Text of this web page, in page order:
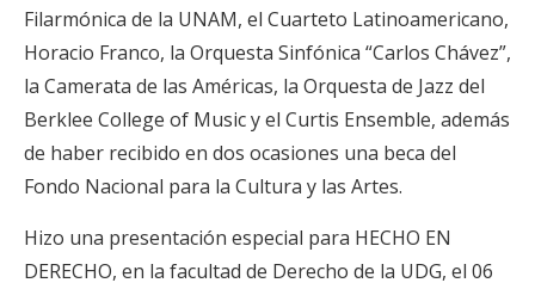
Filarmónica de la UNAM, el Cuarteto Latinoamericano,
Horacio Franco, la Orquesta Sinfónica “Carlos Chávez”,
la Camerata de las Américas, la Orquesta de Jazz del
Berklee College of Music y el Curtis Ensemble, además
de haber recibido en dos ocasiones una beca del
Fondo Nacional para la Cultura y las Artes.
Hizo una presentación especial para HECHO EN
DERECHO, en la facultad de Derecho de la UDG, el 06